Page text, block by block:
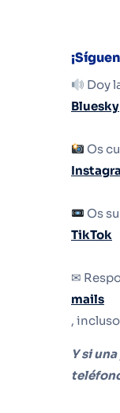
Doy
Bluesky
Os
Os
TikTok
✉
mails
,
Y si